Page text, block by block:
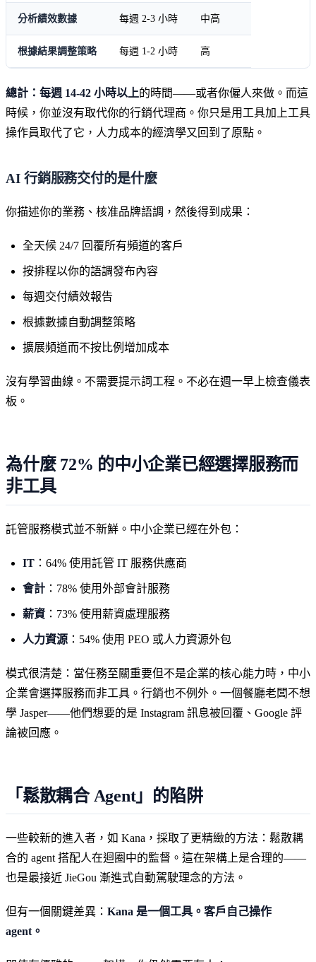
分析績效數據 每週 2-3 小時 中高
根據結果調整策略 每週 1-2 小時 高
總計：每週 14-42 小時以上的時間——或者你僱人來做。而這
時候，你並沒有取代你的行銷代理商。你只是用工具加上工具
操作員取代了它，人力成本的經濟學又回到了原點。
AI 行銷服務交付的是什麼
你描述你的業務、核准品牌語調，然後得到成果：
全天候 24/7 回覆所有頻道的客戶
按排程以你的語調發布內容
每週交付績效報告
根據數據自動調整策略
擴展頻道而不按比例增加成本
沒有學習曲線。不需要提示詞工程。不必在週一早上檢查儀表
板。
為什麼 72% 的中小企業已經選擇服務而
非工具
託管服務模式並不新鮮。中小企業已經在外包：
IT ：64% 使用託管 IT 服務供應商
會計 ：78% 使用外部會計服務
薪資：73% 使用薪資處理服務
人力資源 ：54% 使用 PEO 或人力資源外包
模式很清楚：當任務至關重要但不是企業的核心能力時，中小
企業會選擇服務而非工具。行銷也不例外。一個餐廳老闆不想
學 Jasper——他們想要的是 Instagram 訊息被回覆、Google 評
論被回應。
「鬆散耦合 Agent」的陷阱
一些較新的進入者，如 Kana，採取了更精緻的方法：鬆散耦
合的 agent 搭配人在迴圈中的監督。這在架構上是合理的——
也是最接近 JieGou 漸進式自動駕駛理念的方法。
但有一個關鍵差異： Kana 是一個工具。客戶自己操作
agent。